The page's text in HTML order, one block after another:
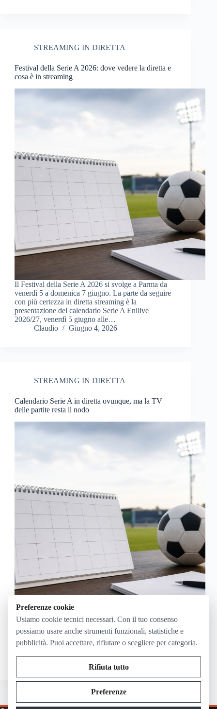
STREAMING IN DIRETTA
Festival della Serie A 2026: dove vedere la diretta e
cosa è in streaming
Il Festival della Serie A 2026 si svolge a Parma da
venerdì 5 a domenica 7 giugno. La parte da seguire
con più certezza in diretta streaming è la
presentazione del calendario Serie A Enilive
2026/27, venerdì 5 giugno alle…
Claudio
Giugno 4, 2026
STREAMING IN DIRETTA
Calendario Serie A in diretta ovunque, ma la TV
delle partite resta il nodo
Il calendario della Serie A 2026/27 sarà svelato
una copertura molto ampia: canali ufficiali della
Lega Serie A, DAZN, Sky, Mediaset, Sportitalia e
Preferenze cookie
Usiamo cookie tecnici necessari. Con il tuo consenso
possiamo usare anche strumenti funzionali, statistiche e
pubblicità. Puoi accettare, rifiutare o scegliere per categoria.
Rifiuta tutto
Preferenze